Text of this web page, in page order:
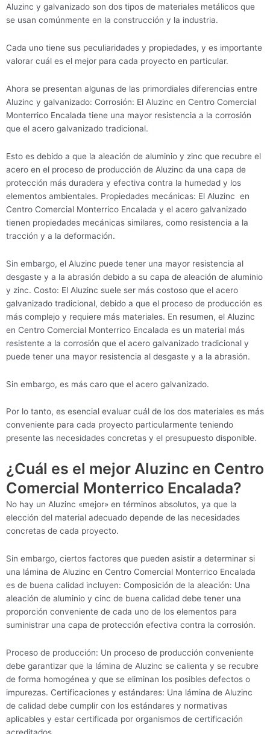
Aluzinc y galvanizado son dos tipos de materiales metálicos que
se usan comúnmente en la construcción y la industria.
Cada uno tiene sus peculiaridades y propiedades, y es importante
valorar cuál es el mejor para cada proyecto en particular.
Ahora se presentan algunas de las primordiales diferencias entre
Aluzinc y galvanizado: Corrosión: El Aluzinc en Centro Comercial
Monterrico Encalada tiene una mayor resistencia a la corrosión
que el acero galvanizado tradicional.
Esto es debido a que la aleación de aluminio y zinc que recubre el
acero en el proceso de producción de Aluzinc da una capa de
protección más duradera y efectiva contra la humedad y los
elementos ambientales. Propiedades mecánicas: El Aluzinc en
Centro Comercial Monterrico Encalada y el acero galvanizado
tienen propiedades mecánicas similares, como resistencia a la
tracción y a la deformación.
Sin embargo, el Aluzinc puede tener una mayor resistencia al
desgaste y a la abrasión debido a su capa de aleación de aluminio
y zinc. Costo: El Aluzinc suele ser más costoso que el acero
galvanizado tradicional, debido a que el proceso de producción es
más complejo y requiere más materiales. En resumen, el Aluzinc
en Centro Comercial Monterrico Encalada es un material más
resistente a la corrosión que el acero galvanizado tradicional y
puede tener una mayor resistencia al desgaste y a la abrasión.
Sin embargo, es más caro que el acero galvanizado.
Por lo tanto, es esencial evaluar cuál de los dos materiales es más
conveniente para cada proyecto particularmente teniendo
presente las necesidades concretas y el presupuesto disponible.
¿Cuál es el mejor Aluzinc en Centro
Comercial Monterrico Encalada?
No hay un Aluzinc «mejor» en términos absolutos, ya que la
elección del material adecuado depende de las necesidades
concretas de cada proyecto.
Sin embargo, ciertos factores que pueden asistir a determinar si
una lámina de Aluzinc en Centro Comercial Monterrico Encalada
es de buena calidad incluyen: Composición de la aleación: Una
aleación de aluminio y cinc de buena calidad debe tener una
proporción conveniente de cada uno de los elementos para
suministrar una capa de protección efectiva contra la corrosión.
Proceso de producción: Un proceso de producción conveniente
debe garantizar que la lámina de Aluzinc se calienta y se recubre
de forma homogénea y que se eliminan los posibles defectos o
impurezas. Certificaciones y estándares: Una lámina de Aluzinc
de calidad debe cumplir con los estándares y normativas
aplicables y estar certificada por organismos de certificación